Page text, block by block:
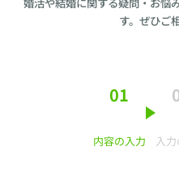
す。ぜひご
01
内容の入力 入